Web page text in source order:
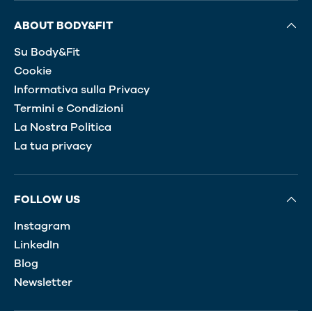
ABOUT BODY&FIT
Su Body&Fit
Cookie
Informativa sulla Privacy
Termini e Condizioni
La Nostra Politica
La tua privacy
FOLLOW US
Instagram
LinkedIn
Blog
Newsletter